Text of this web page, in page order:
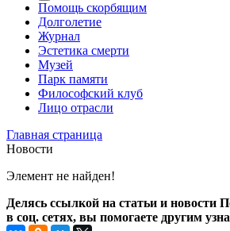
Помощь скорбящим
Долголетие
Журнал
Эстетика смерти
Музей
Парк памяти
Философский клуб
Лицо отрасли
Главная страница
Новости
Элемент не найден!
Делясь ссылкой на статьи и новости
в соц. сетях, вы помогаете другим